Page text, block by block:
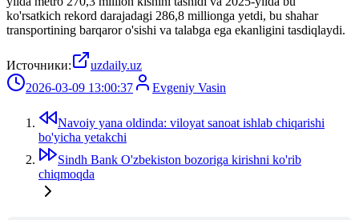
ko'rsatkich rekord darajadagi 286,8 millionga yetdi, bu shahar
transportining barqaror o'sishi va talabga ega ekanligini tasdiqlaydi.
Источники:
uzdaily.uz
2026-03-09 13:00:37
Evgeniy Vasin
Navoiy yana oldinda: viloyat sanoat ishlab chiqarishi
bo'yicha yetakchi
Sindh Bank O'zbekiston bozoriga kirishni ko'rib
chiqmoqda